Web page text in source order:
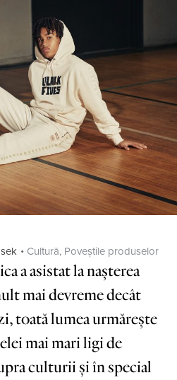
Categories
Cultură, Poveștile produselor
a asistat la nașterea
mai devreme decât
toată lumea urmărește
mai mari ligi de
culturii și în special